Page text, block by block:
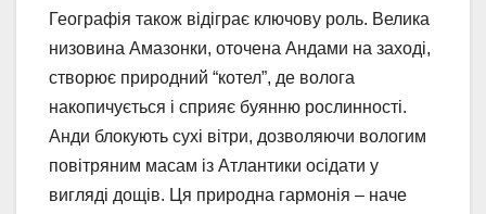
Географія також відіграє ключову роль. Велика
низовина Амазонки, оточена Андами на заході,
створює природний “котел”, де волога
накопичується і сприяє буянню рослинності.
Анди блокують сухі вітри, дозволяючи вологим
повітряним масам із Атлантики осідати у
вигляді дощів. Ця природна гармонія – наче